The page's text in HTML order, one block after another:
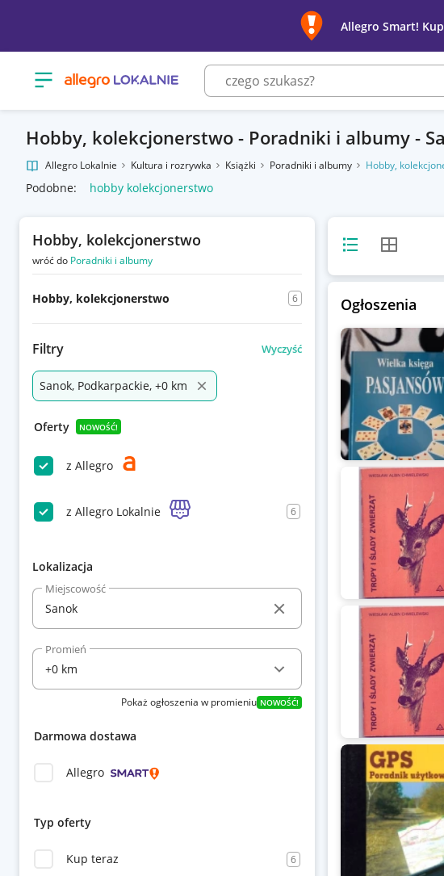
Allegro Smart!
Otwórz menu z kategoriami
Hobby, kolekcjonerstwo - Poradniki i albumy -
Allegro Lokalnie Kultura i rozrywka Książki Poradniki i albumy Hobby,
Podobne: hobby kolekcjonerstwo
Hobby, kolekcjonerstwo
wróć do Poradniki i albumy
Hobby, kolekcjonerstwo 6
Filtry Wyczyść
Sanok, Podkarpackie, +0 km
Oferty NOWOŚĆ!
z Allegro
z Allegro Lokalnie 6
Lokalizacja
Miejscowość
Promień
Pokaż ogłoszenia w promieniu NOWOŚĆ!
Darmowa dostawa
Allegro
Typ oferty
Kup teraz 6
Widok listyWidok siatki
Ogłoszenia